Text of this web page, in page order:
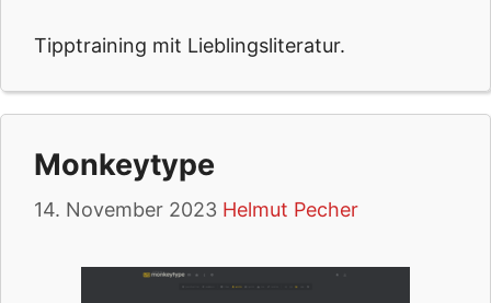
Tipptraining mit Lieblingsliteratur.
Monkeytype
14. November 2023 Helmut Pecher